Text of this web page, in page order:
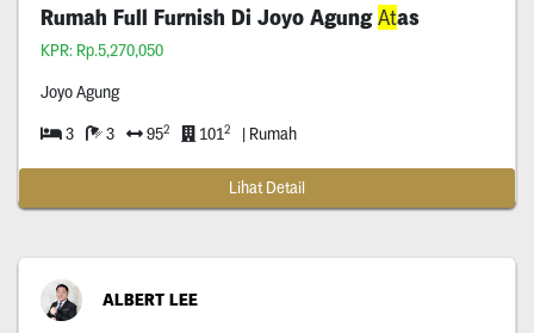
Rumah Full Furnish Di Joyo AgungAtas
KPR: Rp.5,270,050
Joyo Agung
3 3 952 1012 | Rumah
Lihat Detail
ALBERT LEE